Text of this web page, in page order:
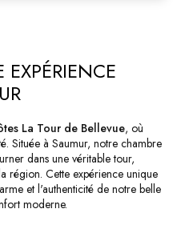
La Tour de Bellevue, où
Située à Saumur, notre chambre
dans une véritable tour,
région. Cette expérience unique
et l'authenticité de notre belle
moderne.